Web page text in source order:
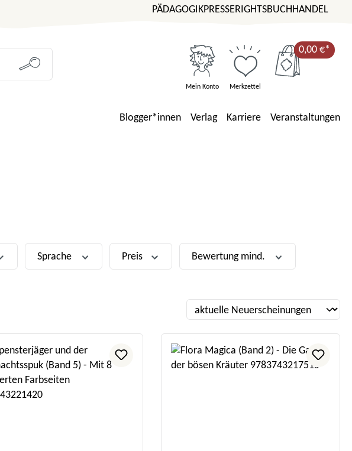
PÄDAGOGIKPRESSERIGHTSBUCHHANDEL
Mein Konto Merkzettel
0,00 €*
Blogger*innen Verlag Karriere Veranstaltungen
Sprache Preis Bewertung mind.